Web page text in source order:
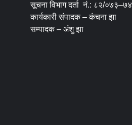
सूचना विभाग दर्ता नं.: ८२/०७३–७४
कार्यकारी संपादक – कंचना झा
सम्पादक – अंशु झा